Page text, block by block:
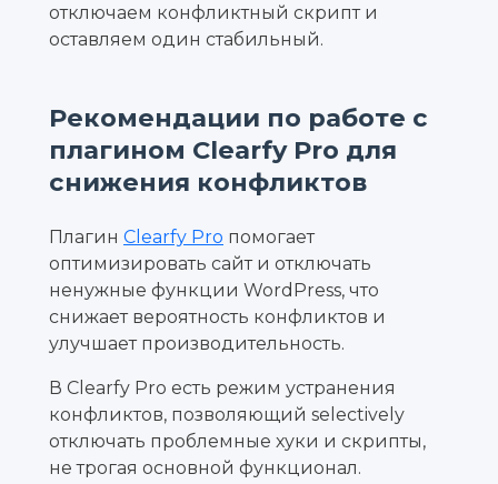
отключаем конфликтный скрипт и
оставляем один стабильный.
Рекомендации по работе с
плагином Clearfy Pro для
снижения конфликтов
Плагин Clearfy Pro помогает
оптимизировать сайт и отключать
ненужные функции WordPress, что
снижает вероятность конфликтов и
улучшает производительность.
В Clearfy Pro есть режим устранения
конфликтов, позволяющий selectively
отключать проблемные хуки и скрипты,
не трогая основной функционал.